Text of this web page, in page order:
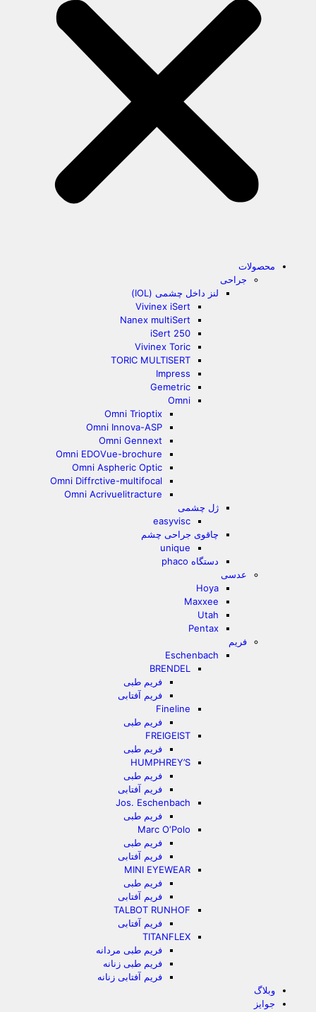
محصولات
جراحی
لنز داخل چشمی (IOL)
Vivinex iSert
Nanex multiSert
iSert 250
Vivinex Toric
TORIC MULTISERT
Impress
Gemetric
Omni
Omni Trioptix
Omni Innova-ASP
Omni Gennext
Omni EDOVue-brochure
Omni Aspheric Optic
Omni Diffrctive-multifocal
Omni Acrivuelitracture
ژل چشمی
easyvisc
چاقوی جراحی چشم
unique
دستگاه phaco
عدسی
Hoya
Maxxee
Utah
Pentax
فریم
Eschenbach
BRENDEL
فریم طبی
فریم آفتابی
Fineline
فریم طبی
FREIGEIST
فریم طبی
HUMPHREY’S
فریم طبی
فریم آفتابی
Jos. Eschenbach
فریم طبی
Marc O‘Polo
فریم طبی
فریم آفتابی
MINI EYEWEAR
فریم طبی
فریم آفتابی
TALBOT RUNHOF
فریم آفتابی
TITANFLEX
فریم طبی مردانه
فریم طبی زنانه
فریم آفتابی زنانه
وبلاگ
جوایز